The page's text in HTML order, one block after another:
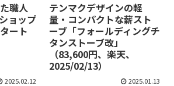
職人
ョップ
ート
2025.02.12
テンマクデザインの軽
量・コンパクトな薪スト
ーブ「フォールディングチ
タンストーブ改」
（83,600円、楽天、
2025/02/13）
2025.01.13